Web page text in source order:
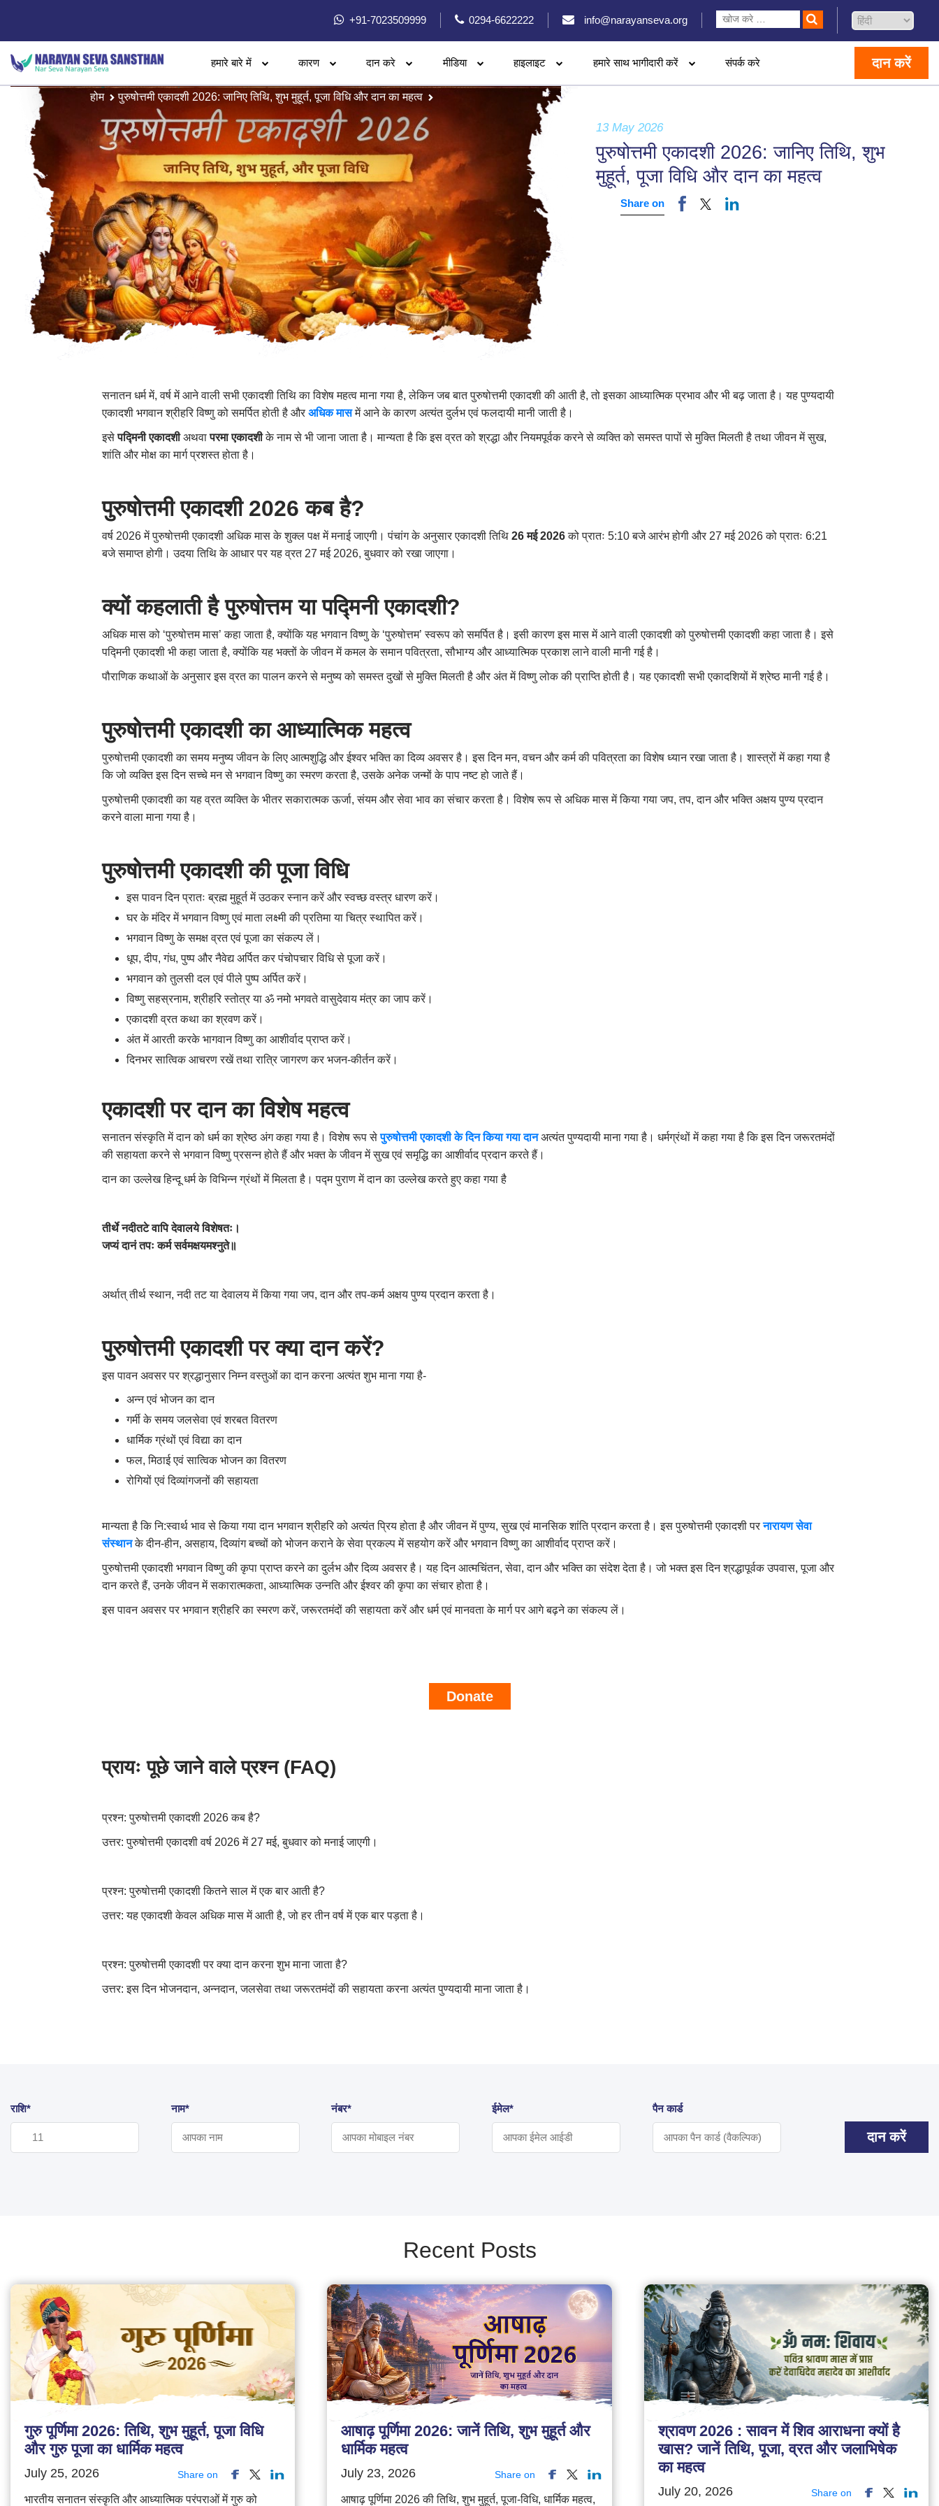
+91-7023509999 0294-6622222 info@narayanseva.org
हमारे बारे में कारण दान करे मीडिया हाइलाइट हमारे साथ भागीदारी करें संपर्क करे दान करें
होम पुरुषोत्तमी एकादशी 2026: जानिए तिथि, शुभ मुहूर्त, पूजा विधि और दान का महत्व
13 May 2026
पुरुषोत्तमी एकादशी 2026: जानिए तिथि, शुभ
मुहूर्त, पूजा विधि और दान का महत्व
Share on
सनातन धर्म में, वर्ष में आने वाली सभी एकादशी तिथि का विशेष महत्व माना गया है, लेकिन जब बात पुरुषोत्तमी एकादशी की आती है, तो इसका आध्यात्मिक प्रभाव और भी बढ़ जाता है। यह पुण्यदायी
एकादशी भगवान श्रीहरि विष्णु को समर्पित होती है औरअधिक मासमें आने के कारण अत्यंत दुर्लभ एवं फलदायी मानी जाती है।
इसेपद्मिनी एकादशीअथवापरमा एकादशीके नाम से भी जाना जाता है। मान्यता है कि इस व्रत को श्रद्धा और नियमपूर्वक करने से व्यक्ति को समस्त पापों से मुक्ति मिलती है तथा जीवन में सुख,
शांति और मोक्ष का मार्ग प्रशस्त होता है।
पुरुषोत्तमी एकादशी 2026 कब है?
वर्ष 2026 में पुरुषोत्तमी एकादशी अधिक मास के शुक्ल पक्ष में मनाई जाएगी। पंचांग के अनुसार एकादशी तिथि26 मई 2026को प्रातः 5:10 बजे आरंभ होगी और 27 मई 2026 को प्रातः 6:21
बजे समाप्त होगी। उदया तिथि के आधार पर यह व्रत 27 मई 2026, बुधवार को रखा जाएगा।
क्यों कहलाती है पुरुषोत्तम या पद्मिनी एकादशी?
अधिक मास को ‘पुरुषोत्तम मास’ कहा जाता है, क्योंकि यह भगवान विष्णु के ‘पुरुषोत्तम’ स्वरूप को समर्पित है। इसी कारण इस मास में आने वाली एकादशी को पुरुषोत्तमी एकादशी कहा जाता है। इसे
पद्मिनी एकादशी भी कहा जाता है, क्योंकि यह भक्तों के जीवन में कमल के समान पवित्रता, सौभाग्य और आध्यात्मिक प्रकाश लाने वाली मानी गई है।
पौराणिक कथाओं के अनुसार इस व्रत का पालन करने से मनुष्य को समस्त दुखों से मुक्ति मिलती है और अंत में विष्णु लोक की प्राप्ति होती है। यह एकादशी सभी एकादशियों में श्रेष्ठ मानी गई है।
पुरुषोत्तमी एकादशी का आध्यात्मिक महत्व
पुरुषोत्तमी एकादशी का समय मनुष्य जीवन के लिए आत्मशुद्धि और ईश्वर भक्ति का दिव्य अवसर है। इस दिन मन, वचन और कर्म की पवित्रता का विशेष ध्यान रखा जाता है। शास्त्रों में कहा गया है
कि जो व्यक्ति इस दिन सच्चे मन से भगवान विष्णु का स्मरण करता है, उसके अनेक जन्मों के पाप नष्ट हो जाते हैं।
पुरुषोत्तमी एकादशी का यह व्रत व्यक्ति के भीतर सकारात्मक ऊर्जा, संयम और सेवा भाव का संचार करता है। विशेष रूप से अधिक मास में किया गया जप, तप, दान और भक्ति अक्षय पुण्य प्रदान
करने वाला माना गया है।
पुरुषोत्तमी एकादशी की पूजा विधि
इस पावन दिन प्रातः ब्रह्म मुहूर्त में उठकर स्नान करें और स्वच्छ वस्त्र धारण करें।
घर के मंदिर में भगवान विष्णु एवं माता लक्ष्मी की प्रतिमा या चित्र स्थापित करें।
भगवान विष्णु के समक्ष व्रत एवं पूजा का संकल्प लें।
धूप, दीप, गंध, पुष्प और नैवेद्य अर्पित कर पंचोपचार विधि से पूजा करें।
भगवान को तुलसी दल एवं पीले पुष्प अर्पित करें।
विष्णु सहस्रनाम, श्रीहरि स्तोत्र या ॐ नमो भगवते वासुदेवाय मंत्र का जाप करें।
एकादशी व्रत कथा का श्रवण करें।
अंत में आरती करके भागवान विष्णु का आशीर्वाद प्राप्त करें।
दिनभर सात्विक आचरण रखें तथा रात्रि जागरण कर भजन-कीर्तन करें।
एकादशी पर दान का विशेष महत्व
सनातन संस्कृति में दान को धर्म का श्रेष्ठ अंग कहा गया है। विशेष रूप सेपुरुषोत्तमी एकादशी के दिन किया गया दानअत्यंत पुण्यदायी माना गया है। धर्मग्रंथों में कहा गया है कि इस दिन जरूरतमंदों
की सहायता करने से भगवान विष्णु प्रसन्न होते हैं और भक्त के जीवन में सुख एवं समृद्धि का आशीर्वाद प्रदान करते हैं।
दान का उल्लेख हिन्दू धर्म के विभिन्न ग्रंथों में मिलता है। पद्म पुराण में दान का उल्लेख करते हुए कहा गया है
तीर्थे नदीतटे वापि देवालये विशेषतः।
जप्यं दानं तपः कर्म सर्वमक्षयमश्नुते॥
अर्थात् तीर्थ स्थान, नदी तट या देवालय में किया गया जप, दान और तप-कर्म अक्षय पुण्य प्रदान करता है।
पुरुषोत्तमी एकादशी पर क्या दान करें?
इस पावन अवसर पर श्रद्धानुसार निम्न वस्तुओं का दान करना अत्यंत शुभ माना गया है-
अन्न एवं भोजन का दान
गर्मी के समय जलसेवा एवं शरबत वितरण
धार्मिक ग्रंथों एवं विद्या का दान
फल, मिठाई एवं सात्विक भोजन का वितरण
रोगियों एवं दिव्यांगजनों की सहायता
मान्यता है कि नि:स्वार्थ भाव से किया गया दान भगवान श्रीहरि को अत्यंत प्रिय होता है और जीवन में पुण्य, सुख एवं मानसिक शांति प्रदान करता है। इस पुरुषोत्तमी एकादशी परनारायण सेवा
संस्थानके दीन-हीन, असहाय, दिव्यांग बच्चों को भोजन कराने के सेवा प्रकल्प में सहयोग करें और भगवान विष्णु का आशीर्वाद प्राप्त करें।
पुरुषोत्तमी एकादशी भगवान विष्णु की कृपा प्राप्त करने का दुर्लभ और दिव्य अवसर है। यह दिन आत्मचिंतन, सेवा, दान और भक्ति का संदेश देता है। जो भक्त इस दिन श्रद्धापूर्वक उपवास, पूजा और
दान करते हैं, उनके जीवन में सकारात्मकता, आध्यात्मिक उन्नति और ईश्वर की कृपा का संचार होता है।
इस पावन अवसर पर भगवान श्रीहरि का स्मरण करें, जरूरतमंदों की सहायता करें और धर्म एवं मानवता के मार्ग पर आगे बढ़ने का संकल्प लें।
Donate
प्रायः पूछे जाने वाले प्रश्न (FAQ)
प्रश्न: पुरुषोत्तमी एकादशी 2026कब है?
उत्तर: पुरुषोत्तमी एकादशी वर्ष 2026में 27 मई,बुधवार को मनाई जाएगी।
प्रश्न: पुरुषोत्तमी एकादशी कितने साल में एक बार आती है?
उत्तर: यह एकादशी केवल अधिक मास में आती है,जो हर तीन वर्ष में एक बार पड़ता है।
प्रश्न: पुरुषोत्तमी एकादशी पर क्या दान करना शुभ माना जाता है?
उत्तर: इस दिन भोजनदान, अन्नदान,जलसेवा तथा जरूरतमंदों की सहायता करना अत्यंत पुण्यदायी माना जाता है।
राशि* नाम* नंबर* ईमेल* पैन कार्ड
दान करें
Recent Posts
गुरु पूर्णिमा 2026: तिथि, शुभ मुहूर्त, पूजा विधि
और गुरु पूजा का धार्मिक महत्व
July 25, 2026 Share on
भारतीय सनातन संस्कृति और आध्यात्मिक परंपराओं में गुरु को
आषाढ़ पूर्णिमा 2026: जानें तिथि, शुभ मुहूर्त और
धार्मिक महत्व
July 23, 2026 Share on
आषाढ़ पूर्णिमा 2026 की तिथि, शुभ मुहूर्त, पूजा-विधि, धार्मिक महत्व,
श्रावण 2026 : सावन में शिव आराधना क्यों है
खास? जानें तिथि, पूजा, व्रत और जलाभिषेक
का महत्व
July 20, 2026 Share on